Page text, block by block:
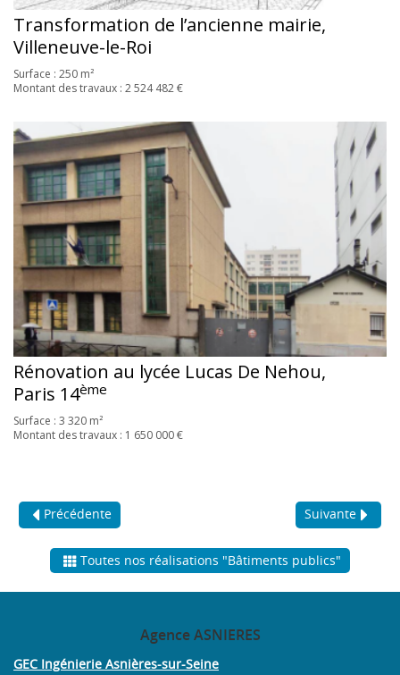
Transformation de l’ancienne mairie,
Villeneuve-le-Roi
Surface : 250 m²
Montant des travaux : 2 524 482 €
Rénovation au lycée Lucas De Nehou,
Paris 14ème
Surface : 3 320 m²
Montant des travaux : 1 650 000 €
Précédente
Toutes nos réalisations "Bâtiments publics"
Suivante
AgenceASNIERES
GEC Ingénierie Asnières-sur-Seine